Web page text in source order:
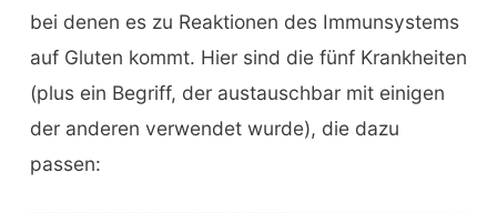
bei denen es zu Reaktionen des Immunsystems
auf Gluten kommt. Hier sind die fünf Krankheiten
(plus ein Begriff, der austauschbar mit einigen
der anderen verwendet wurde), die dazu
passen: